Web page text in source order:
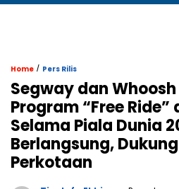
Home / Pers Rilis
Segway dan
Program “Free Ride”
Selama Piala Dunia
Berlangsung,
Perkotaan